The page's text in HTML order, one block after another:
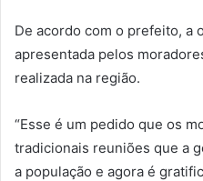
De acordo com o prefeito, a
apresentada pelos
realizada na região.
“Esse é um pedido que os
tradicionais reuniões que a
a população e agora é